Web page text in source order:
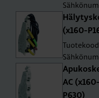
(x160-
AC
P630)